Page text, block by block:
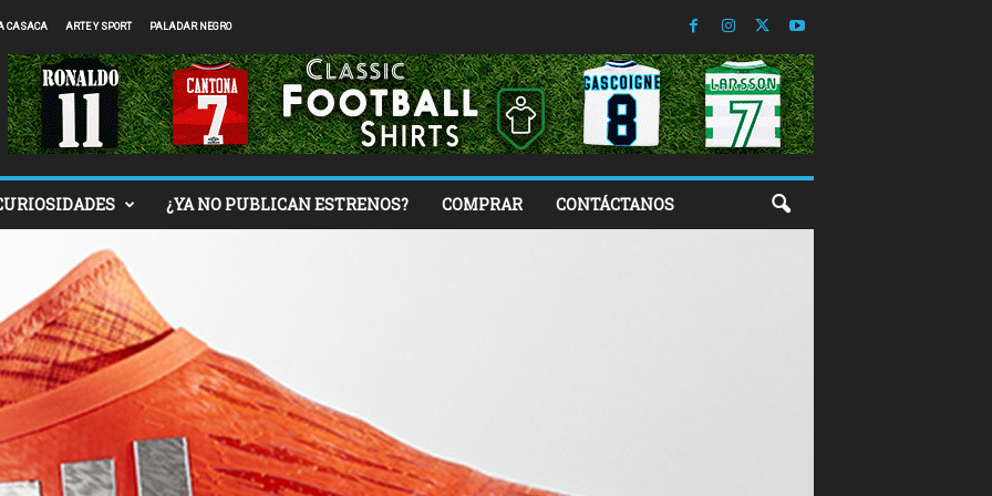
CASACA ARTE Y SPORT PALADAR NEGRO
¿YA NO PUBLICAN ESTRENOS? COMPRAR CONTÁCTANOS